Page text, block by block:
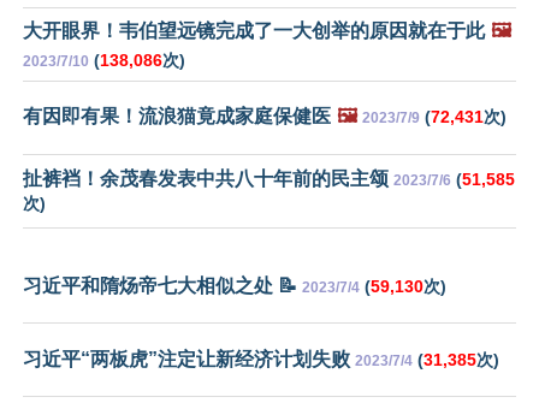
大开眼界！韦伯望远镜完成了一大创举的原因就在于此 🖼️
2023/7/10 (138,086次)
有因即有果！流浪猫竟成家庭保健医 🖼️ 2023/7/9 (72,431次)
扯裤裆！余茂春发表中共八十年前的民主颂 2023/7/6 (51,585
次)
习近平和隋炀帝七大相似之处 📝 2023/7/4 (59,130次)
习近平“两板虎”注定让新经济计划失败 2023/7/4 (31,385次)